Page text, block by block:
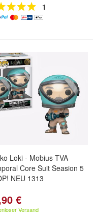
1
Loki - Mobius TVA
Core Suit Seasion 5
NEU 1313
€
Versand